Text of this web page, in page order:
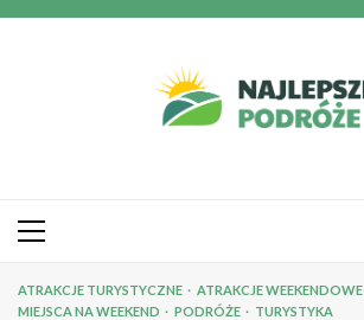
Przejdź
Menu
ATRAKCJE TURYSTYCZNE ATRAKCJE WEEKENDOWE
MIEJSCA NA WEEKEND
PODRÓŻE TURYSTYKA